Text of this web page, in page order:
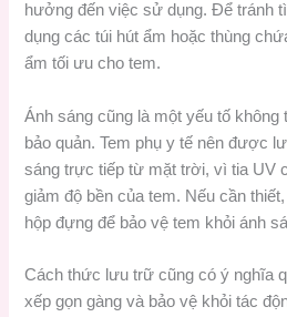
hưởng đến việc sử dụng. Để tránh
dụng các túi hút ẩm hoặc thùng
ẩm tối ưu cho tem.
Ánh sáng cũng là một yếu tố không
bảo quản. Tem phụ y tế nên được
sáng trực tiếp từ mặt trời, vì tia UV
giảm độ bền của tem. Nếu cần
hộp đựng để bảo vệ tem khỏi ánh
Cách thức lưu trữ cũng có ý nghĩa
xếp gọn gàng và bảo vệ khỏi tác